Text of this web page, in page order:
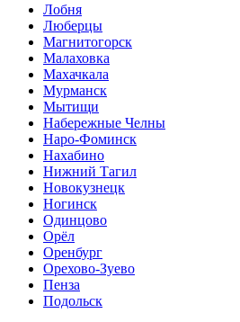
Лобня
Люберцы
Магнитогорск
Малаховка
Махачкала
Мурманск
Мытищи
Набережные Челны
Наро-Фоминск
Нахабино
Нижний Тагил
Новокузнецк
Ногинск
Одинцово
Орёл
Оренбург
Орехово-Зуево
Пенза
Подольск